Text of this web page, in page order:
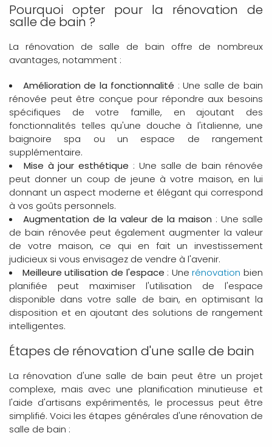
Pourquoi opter pour la rénovation de
salle de bain ?
La rénovation de salle de bain offre de nombreux
avantages, notamment :
Amélioration de la fonctionnalité : Une salle de bain
rénovée peut être conçue pour répondre aux besoins
spécifiques de votre famille, en ajoutant des
fonctionnalités telles qu'une douche à l'italienne, une
baignoire spa ou un espace de rangement
supplémentaire.
Mise à jour esthétique : Une salle de bain rénovée
peut donner un coup de jeune à votre maison, en lui
donnant un aspect moderne et élégant qui correspond
à vos goûts personnels.
Augmentation de la valeur de la maison : Une salle
de bain rénovée peut également augmenter la valeur
de votre maison, ce qui en fait un investissement
judicieux si vous envisagez de vendre à l'avenir.
Meilleure utilisation de l'espace : Unerénovation bien
planifiée peut maximiser l'utilisation de l'espace
disponible dans votre salle de bain, en optimisant la
disposition et en ajoutant des solutions de rangement
intelligentes.
Étapes de rénovation d'une salle de bain
La rénovation d'une salle de bain peut être un projet
complexe, mais avec une planification minutieuse et
l'aide d'artisans expérimentés, le processus peut être
simplifié. Voici les étapes générales d'une rénovation de
salle de bain :